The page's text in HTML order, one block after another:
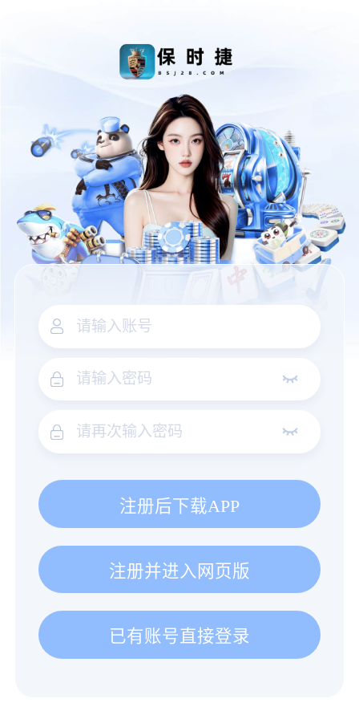
注册后下载APP
注册并进入网页版
已有账号直接登录